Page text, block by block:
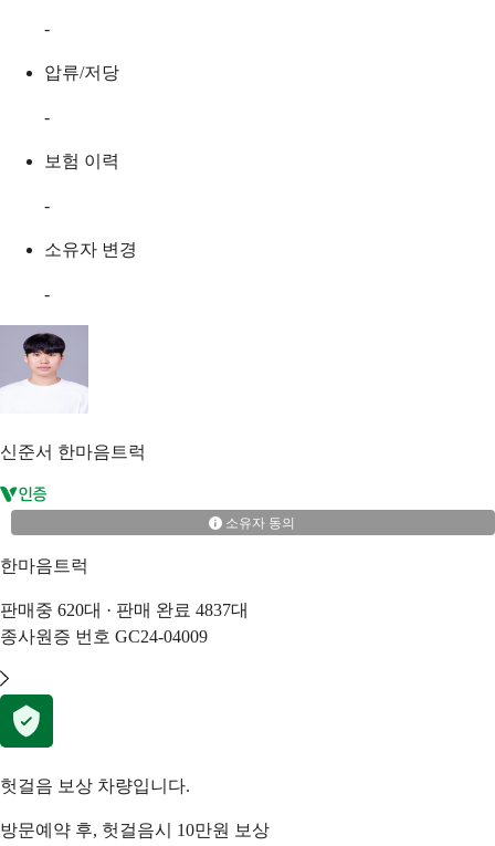
-
압류/저당
-
보험 이력
-
소유자 변경
-
신준서 한마음트럭
소유자 동의
한마음트럭
판매중 620대 · 판매 완료 4837대
종사원증 번호 GC24-04009
헛걸음 보상 차량입니다.
방문예약 후, 헛걸음시 10만원 보상